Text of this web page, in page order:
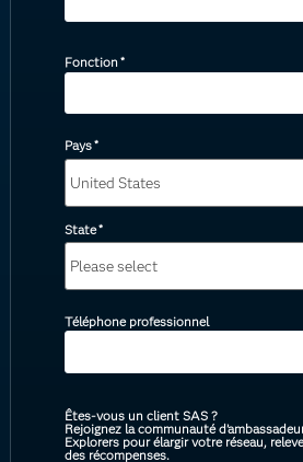
Fonction*
Pays*
State*
Téléphone professionnel
Êtes-vous un client SAS ?
Rejoignez la communauté
Explorers pour élargir votre réseau,
des récompenses.